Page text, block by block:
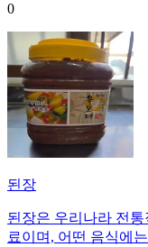
0
된장
된장은 우리나라 전
료이며, 어떤 음식에